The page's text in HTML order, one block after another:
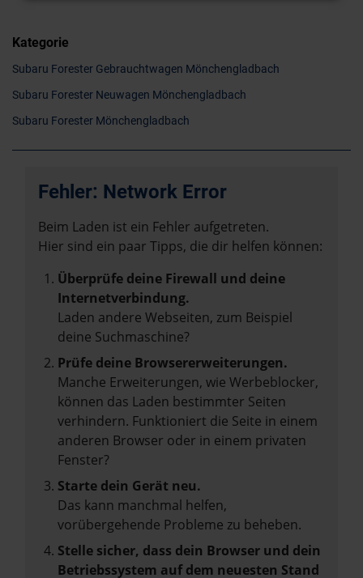
Kategorie
Subaru Forester Gebrauchtwagen Mönchengladbach
Subaru Forester Neuwagen Mönchengladbach
Subaru Forester Mönchengladbach
Fehler: Network Error
Beim Laden ist ein Fehler aufgetreten.
Hier sind ein paar Tipps, die dir helfen können:
Überprüfe deine Firewall und deine
Internetverbindung.
Laden andere Webseiten, zum Beispiel
deine Suchmaschine?
Prüfe deine Browsererweiterungen.
Manche Erweiterungen, wie Werbeblocker,
können das Laden bestimmter Seiten
verhindern. Funktioniert die Seite in einem
anderen Browser oder in einem privaten
Fenster?
Starte dein Gerät neu.
Das kann manchmal helfen,
vorübergehende Probleme zu beheben.
Stelle sicher, dass dein Browser und dein
Betriebssystem auf dem neuesten Stand